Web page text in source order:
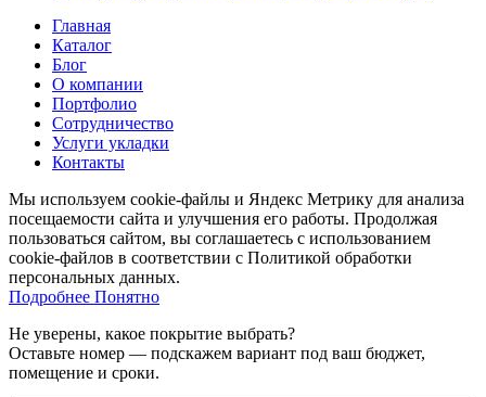
Главная
Каталог
Блог
О компании
Портфолио
Сотрудничество
Услуги укладки
Контакты
Мы используем cookie-файлы и Яндекс Метрику для анализа
посещаемости сайта и улучшения его работы. Продолжая
пользоваться сайтом, вы соглашаетесь с использованием
cookie-файлов в соответствии с Политикой обработки
персональных данных.
Подробнее Подробнее
Понятно
Не уверены, какое покрытие выбрать?
Оставьте номер — подскажем вариант под ваш бюджет,
помещение и сроки.